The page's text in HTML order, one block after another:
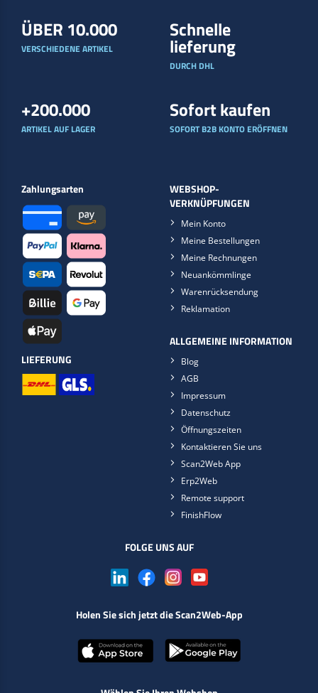
ÜBER 10.000
VERSCHIEDENE ARTIKEL
Schnelle
lieferung
DURCH DHL
+200.000
ARTIKEL AUF LAGER
Sofort kaufen
SOFORT B2B KONTO ERÖFFNEN
Zahlungsarten
LIEFERUNG
WEBSHOP-
VERKNÜPFUNGEN
Mein Konto
Meine Bestellungen
Meine Rechnungen
Neuankömmlinge
Warenrücksendung
Reklamation
ALLGEMEINE INFORMATION
Blog
AGB
Impressum
Datenschutz
Öffnungszeiten
Kontaktieren Sie uns
Scan2Web App
Erp2Web
Remote support
FinishFlow
FOLGE UNS AUF
Holen Sie sich jetzt die Scan2Web-App